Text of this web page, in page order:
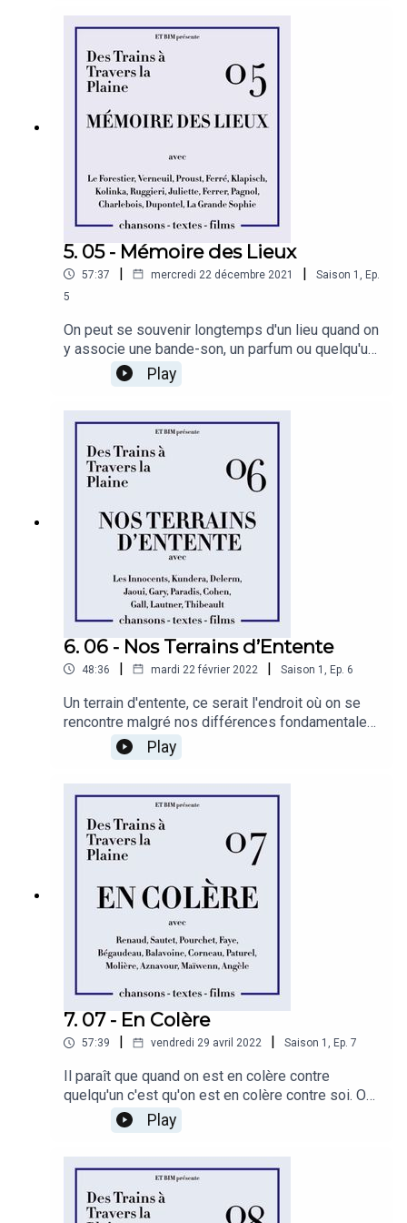
est un mensonge, comme dans cette phrase.
Faire croire aux gens que le langage permet de
s'exprimer est donc un mensonge immense. Mais
ne comptez pas sur moi pour vous l'apprendre.
5. 05 - Mémoire des Lieux
57:37 | mercredi 22 décembre 2021 | Saison 1 , Ep.
5
On peut se souvenir longtemps d'un lieu quand on
y associe une bande-son, un parfum ou quelqu'un.
Mais sans ce quelqu'un, sans ce parfum, sans
cette bande-son, ce lieu est-il toujours le même ?
Aujourd'hui, c'est aux méandres de la mémoire
que nous consacrons la majeure partie de cette
émission, avec une mineure en géographie.
Play
6. 06 - Nos Terrains d’Entente
48:36 | mardi 22 février 2022 | Saison 1 , Ep. 6
Un terrain d'entente, ce serait l'endroit où on se
rencontre malgré nos différences fondamentales.
Un peu comme des adversaires, qui seraient
d'accord pour être en désaccord. C'est un peu
triste mais c'est un peu beau aussi.
Play
7. 07 - En Colère
57:39 | vendredi 29 avril 2022 | Saison 1 , Ep. 7
Il paraît que quand on est en colère contre
quelqu'un c'est qu'on est en colère contre soi. On
reproche à l'autre de nous renvoyer, dans un effet
miroir, ce que nous on ne supporte pas chez
nous-mêmes. Et ainsi de suite, nos colère se
transmettent…
Play